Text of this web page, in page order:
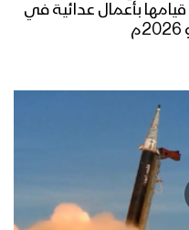
بأعمال عدائية في